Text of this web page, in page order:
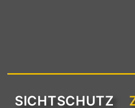
SICHTSCHUTZ